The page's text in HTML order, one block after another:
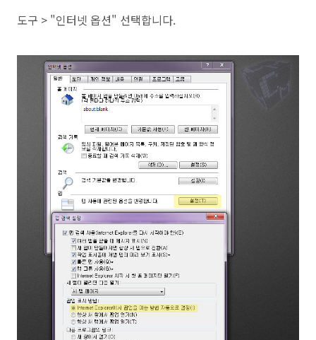
도구 > "인터넷 옵션" 선택합니다.